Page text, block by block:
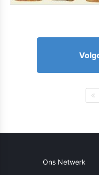
Ons Netwerk